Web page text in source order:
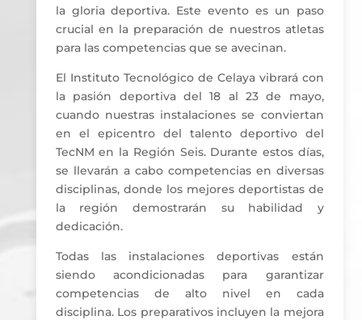
la gloria deportiva. Este evento es un paso
crucial en la preparación de nuestros atletas
para las competencias que se avecinan.
El Instituto Tecnológico de Celaya vibrará con
la pasión deportiva del 18 al 23 de mayo,
cuando nuestras instalaciones se conviertan
en el epicentro del talento deportivo del
TecNM en la Región Seis. Durante estos días,
se llevarán a cabo competencias en diversas
disciplinas, donde los mejores deportistas de
la región demostrarán su habilidad y
dedicación.
Todas las instalaciones deportivas están
siendo acondicionadas para garantizar
competencias de alto nivel en cada
disciplina. Los preparativos incluyen la mejora